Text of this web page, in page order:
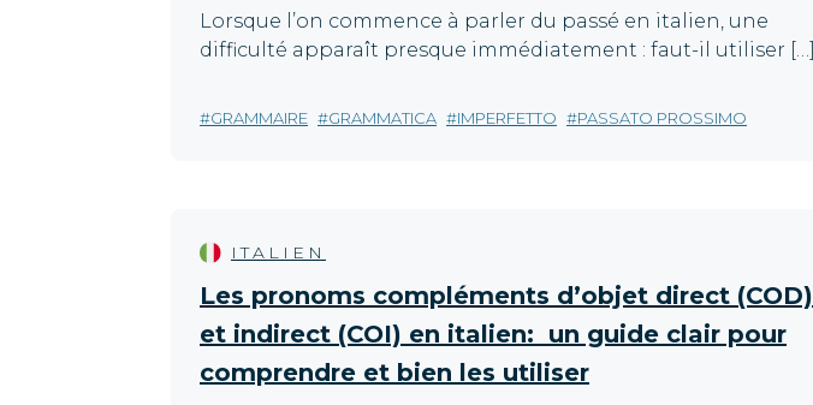
Lorsque l’on commence à parler du passé en italien, une
difficulté apparaît presque immédiatement : faut-il utiliser […]
GRAMMAIRE GRAMMATICA IMPERFETTO PASSATO PROSSIMO
ITALIEN
Les pronoms compléments d’objet direct (COD)
et indirect (COI) en italien: un guide clair pour
comprendre et bien les utiliser